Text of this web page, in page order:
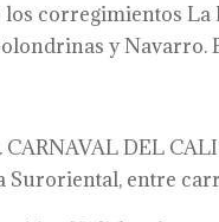
los corregimientos La
y Navarro.
CARNAVAL DEL
Suroriental, entre